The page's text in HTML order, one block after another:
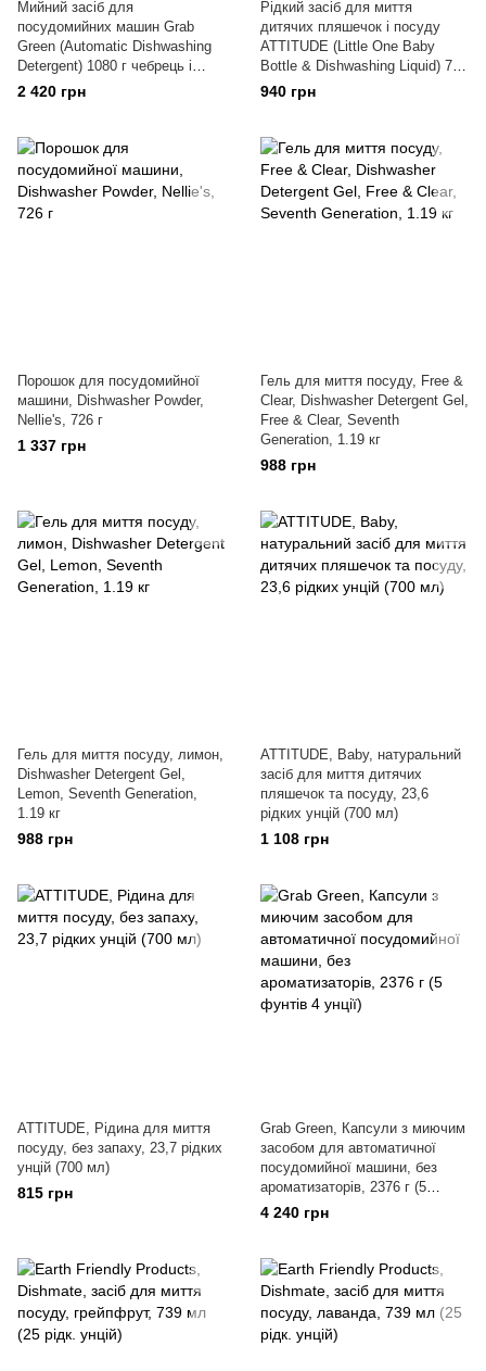
Мийний засіб для
посудомийних машин Grab
Green (Automatic Dishwashing
Detergent) 1080 г чебрець і
лист інжиру
2 420 грн
Рідкий засіб для миття
дитячих пляшечок і посуду
ATTITUDE (Little One Baby
Bottle & Dishwashing Liquid) 700
мл грушевий нектар
940 грн
Порошок для посудомийної
машини, Dishwasher Powder,
Nellie's, 726 г
1 337 грн
Гель для миття посуду, Free &
Clear, Dishwasher Detergent Gel,
Free & Clear, Seventh
Generation, 1.19 кг
988 грн
Гель для миття посуду, лимон,
Dishwasher Detergent Gel,
Lemon, Seventh Generation,
1.19 кг
988 грн
ATTITUDE, Baby, натуральний
засіб для миття дитячих
пляшечок та посуду, 23,6
рідких унцій (700 мл)
1 108 грн
ATTITUDE, Рідина для миття
посуду, без запаху, 23,7 рідких
унцій (700 мл)
815 грн
Grab Green, Капсули з миючим
засобом для автоматичної
посудомийної машини, без
ароматизаторів, 2376 г (5
фунтів 4 унції)
4 240 грн